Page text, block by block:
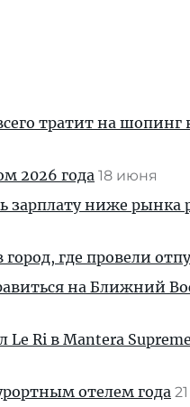
тратит на шопинг
2026 года 18 июня
зарплату ниже рынка
где провели
на Ближний
Ri в Mantera
отелем года